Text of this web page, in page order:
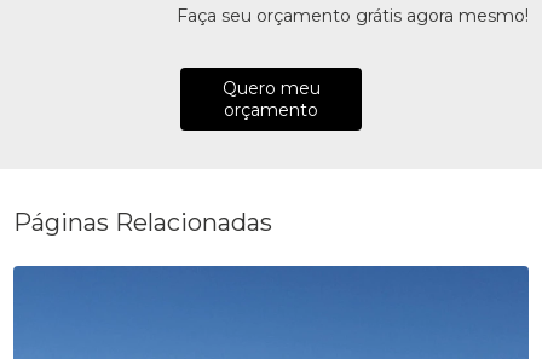
Faça seu orçamento grátis agora mesmo!
Quero meu
orçamento
Páginas Relacionadas